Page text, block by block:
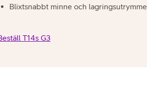
Blixtsnabbt minne och lagringsutrymme
T14s G3